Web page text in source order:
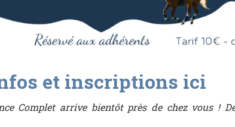
et inscriptions ici
Complet arrive bientôt près de chez vous !